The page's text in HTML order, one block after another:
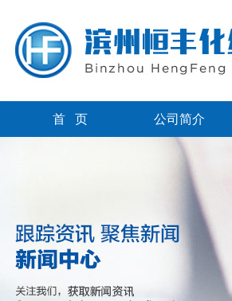
首 页 公司简介